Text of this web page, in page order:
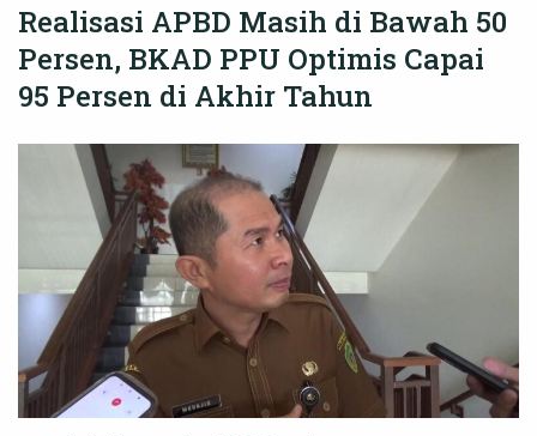
Realisasi APBD Masih di Bawah 50
Persen, BKAD PPU Optimis Capai
95 Persen di Akhir Tahun